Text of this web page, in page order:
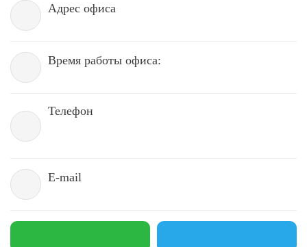
Адрес офиса
Время работы офиса:
Телефон
E-mail